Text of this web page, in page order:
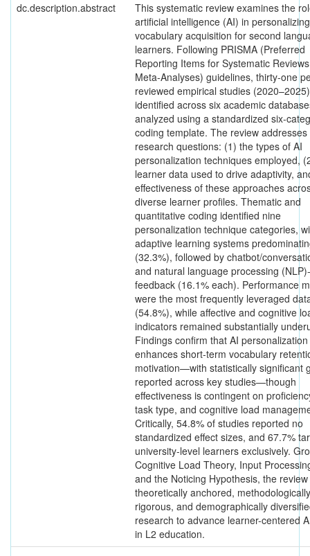
dc.description.abstract
This systematic review examines the
artificial intelligence (AI) in personalizing
vocabulary acquisition for second
learners. Following PRISMA (Preferred
Reporting Items for Systematic
Meta-Analyses) guidelines, thirty-one
reviewed empirical studies
identified across six academic
analyzed using a standardized six-
coding template. The review
research questions: (1) the types of AI
personalization techniques employed,
learner data used to drive adaptivity,
effectiveness of these approaches
diverse learner profiles. Thematic and
quantitative coding identified nine
personalization technique categories,
adaptive learning systems
(32.3%), followed by chatbot/
and natural language processing
feedback (16.1% each). Performance
were the most frequently leveraged
(54.8%), while affective and cognitive
indicators remained substantially
Findings confirm that AI personalization
enhances short-term vocabulary
motivation—with statistically significant
reported across key studies—though
effectiveness is contingent on
task type, and cognitive load
Critically, 54.8% of studies reported no
standardized effect sizes, and 67.7%
university-level learners exclusively.
Cognitive Load Theory, Input
and the Noticing Hypothesis, the
theoretically anchored, methodologically
rigorous, and demographically
research to advance learner-centered
in L2 education.